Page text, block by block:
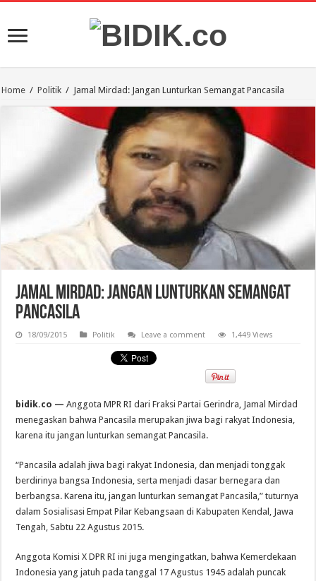
Home / Politik / Jamal Mirdad: Jangan Lunturkan Semangat Pancasila
Jamal Mirdad: Jangan Lunturkan Semangat
Pancasila
18/09/2015 Politik Leave a comment 1,449 Views
bidik.co — Anggota MPR RI dari Fraksi Partai Gerindra, Jamal Mirdad
menegaskan bahwa Pancasila merupakan jiwa bagi rakyat Indonesia,
karena itu jangan lunturkan semangat Pancasila.
“Pancasila adalah jiwa bagi rakyat Indonesia, dan menjadi tonggak
berdirinya bangsa Indonesia, serta menjadi dasar bernegara dan
berbangsa. Karena itu, jangan lunturkan semangat Pancasila,” tuturnya
dalam Sosialisasi Empat Pilar Kebangsaan di Kabupaten Kendal, Jawa
Tengah, Sabtu 22 Agustus 2015.
Anggota Komisi X DPR RI ini juga mengingatkan, bahwa Kemerdekaan
Indonesia yang jatuh pada tanggal 17 Agustus 1945 adalah puncak